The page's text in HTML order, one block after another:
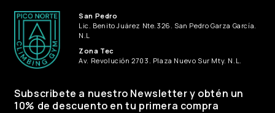
San Pedro
Lic. Benito Juárez Nte.326. San Pedro Garza García.
N.L
Zona Tec
Av. Revolución 2703. Plaza Nuevo Sur Mty. N.L.
Subscribete a nuestro Newsletter y obtén un
10% de descuento en tu primera compra